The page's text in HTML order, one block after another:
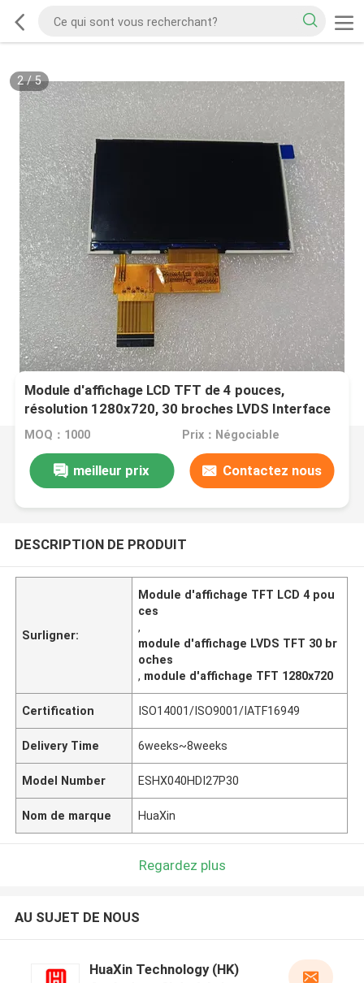
2/5
Module d'affichage LCD TFT de 4 pouces,
résolution 1280x720, 30 broches LVDS Interface
luminosité 1100C/D
MOQ：1000 Prix：Négociable
meilleur prix Contactez nous
DESCRIPTION DE PRODUIT
Surligner:
Module d'affichage TFT LCD 4 pou
ces
,
module d'affichage LVDS TFT 30 br
oches
, module d'affichage TFT 1280x720
Certification ISO14001/ISO9001/IATF16949
Delivery Time 6weeks~8weeks
Model Number ESHX040HDI27P30
Nom de marque HuaXin
Regardez plus
AU SUJET DE NOUS
HuaXin Technology (HK)